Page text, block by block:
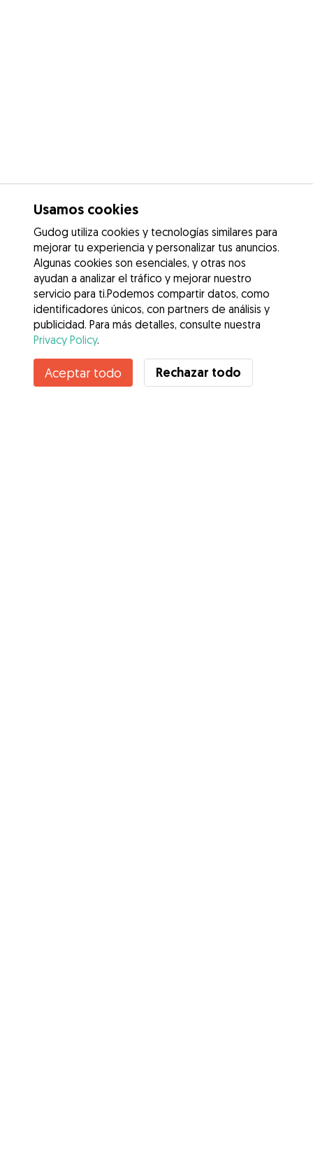
Contacta con Carlos
¿Conoces los Beneficios de Gudog? Ver más
Usamos cookies
Gudog utiliza cookies y tecnologías similares para
mejorar tu experiencia y personalizar tus anuncios.
Algunas cookies son esenciales, y otras nos
ayudan a analizar el tráfico y mejorar nuestro
servicio para ti.Podemos compartir datos, como
identificadores únicos, con partners de análisis y
publicidad. Para más detalles, consulte nuestra
Privacy Policy.
Aceptar todo Rechazar todo